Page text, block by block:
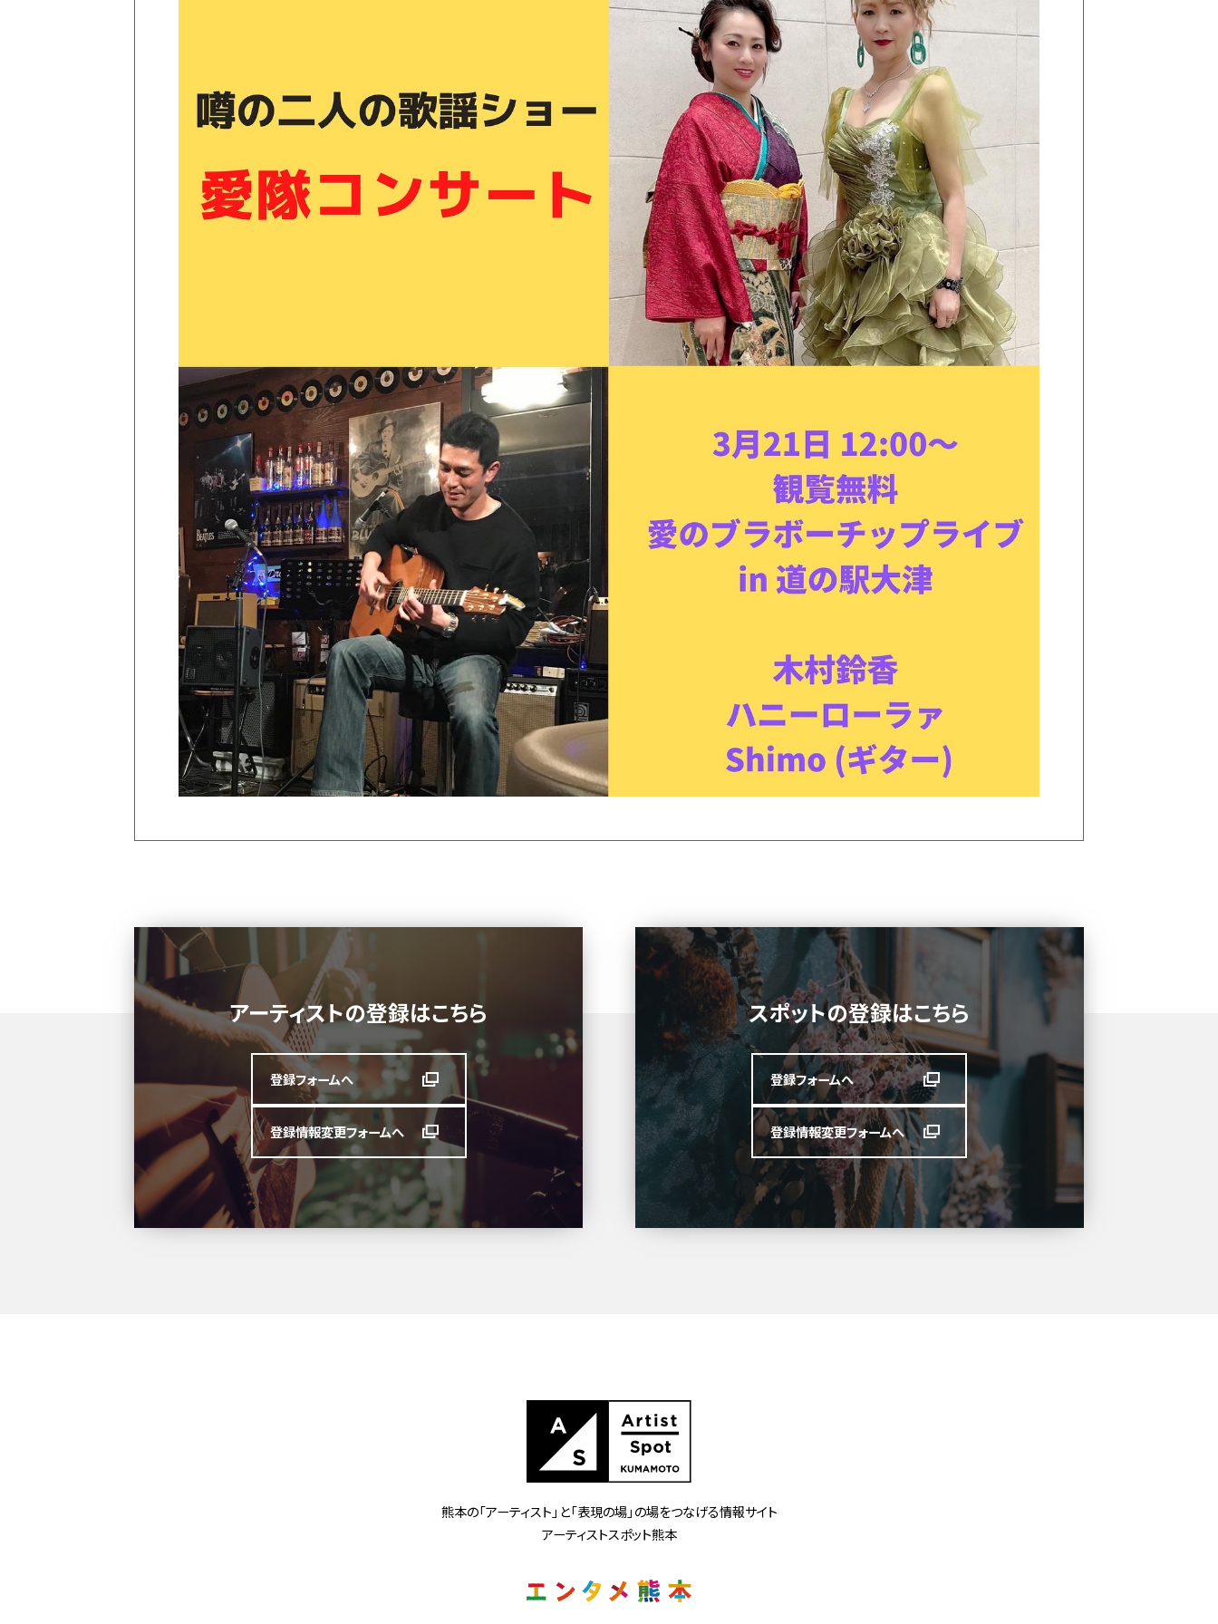
アーティストの登録はこちら
登録フォームへ
登録情報変更フォームへ
スポットの登録はこちら
登録フォームへ
登録情報変更フォームへ
熊本の「アーティスト」と「表現の場」の場をつなげる情報サイト
アーティストスポット熊本